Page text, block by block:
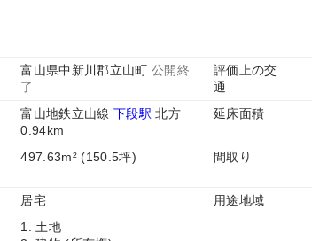
富山県中新川郡立山町公開終
了
評価上の交
通
富山地鉄立山線 下段駅 北方
0.94km
延床面積
497.63m² (150.5坪) 間取り
居宅 用途地域
1. 土地